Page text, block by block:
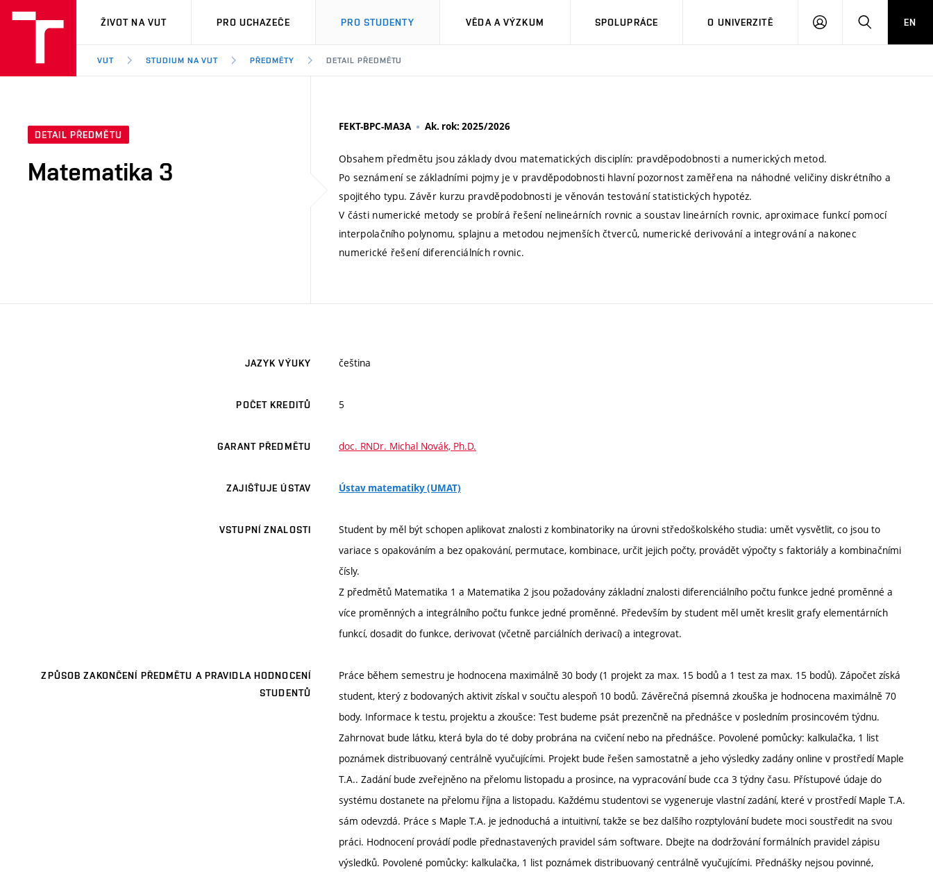
VUT
ŽIVOT NA VUT PRO UCHAZEČE PRO STUDENTY VĚDA A VÝZKUM SPOLUPRÁCE O UNIVERZITĚ
PŘIHLÁSIT HLEDATEN
VUT STUDIUM NA VUT PŘEDMĚTY DETAIL PŘEDMĚTU
DETAIL PŘEDMĚTU
Matematika 3
FEKT-BPC-MA3A Ak. rok: 2025/2026
Obsahem předmětu jsou základy dvou matematických disciplín: pravděpodobnosti a numerických metod.
Po seznámení se základními pojmy je v pravděpodobnosti hlavní pozornost zaměřena na náhodné veličiny diskrétního a
spojitého typu. Závěr kurzu pravděpodobnosti je věnován testování statistických hypotéz.
V části numerické metody se probírá řešení nelineárních rovnic a soustav lineárních rovnic, aproximace funkcí pomocí
interpolačního polynomu, splajnu a metodou nejmenších čtverců, numerické derivování a integrování a nakonec
numerické řešení diferenciálních rovnic.
JAZYK VÝUKY čeština
POČET KREDITŮ 5
GARANT PŘEDMĚTU doc. RNDr. Michal Novák, Ph.D.
ZAJIŠŤUJE ÚSTAV Ústav matematiky (UMAT)
VSTUPNÍ ZNALOSTI
Student by měl být schopen aplikovat znalosti z kombinatoriky na úrovni středoškolského studia: umět vysvětlit, co jsou to
variace s opakováním a bez opakování, permutace, kombinace, určit jejich počty, provádět výpočty s faktoriály a kombinačními
čísly.
Z předmětů Matematika 1 a Matematika 2 jsou požadovány základní znalosti diferenciálního počtu funkce jedné proměnné a
více proměnných a integrálního počtu funkce jedné proměnné. Především by student měl umět kreslit grafy elementárních
funkcí, dosadit do funkce, derivovat (včetně parciálních derivací) a integrovat.
ZPŮSOB ZAKONČENÍ PŘEDMĚTU A PRAVIDLA HODNOCENÍ
STUDENTŮ
Práce během semestru je hodnocena maximálně 30 body (1 projekt za max. 15 bodů a 1 test za max. 15 bodů). Zápočet získá
student, který z bodovaných aktivit získal v součtu alespoň 10 bodů. Závěrečná písemná zkouška je hodnocena maximálně 70
body. Informace k testu, projektu a zkoušce: Test budeme psát prezenčně na přednášce v posledním prosincovém týdnu.
Zahrnovat bude látku, která byla do té doby probrána na cvičení nebo na přednášce. Povolené pomůcky: kalkulačka, 1 list
poznámek distribuovaný centrálně vyučujícími. Projekt bude řešen samostatně a jeho výsledky zadány online v prostředí Maple
T.A.. Zadání bude zveřejněno na přelomu listopadu a prosince, na vypracování bude cca 3 týdny času. Přístupové údaje do
systému dostanete na přelomu října a listopadu. Každému studentovi se vygeneruje vlastní zadání, které v prostředí Maple T.A.
sám odevzdá. Práce s Maple T.A. je jednoduchá a intuitivní, takže se bez dalšího rozptylování budete moci soustředit na svou
práci. Hodnocení provádí podle přednastavených pravidel sám software. Dbejte na dodržování formálních pravidel zápisu
výsledků. Povolené pomůcky: kalkulačka, 1 list poznámek distribuovaný centrálně vyučujícími. Přednášky nejsou povinné,